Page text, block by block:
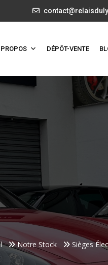
DÉPÔT-VENTE
Notre Stock Sièges